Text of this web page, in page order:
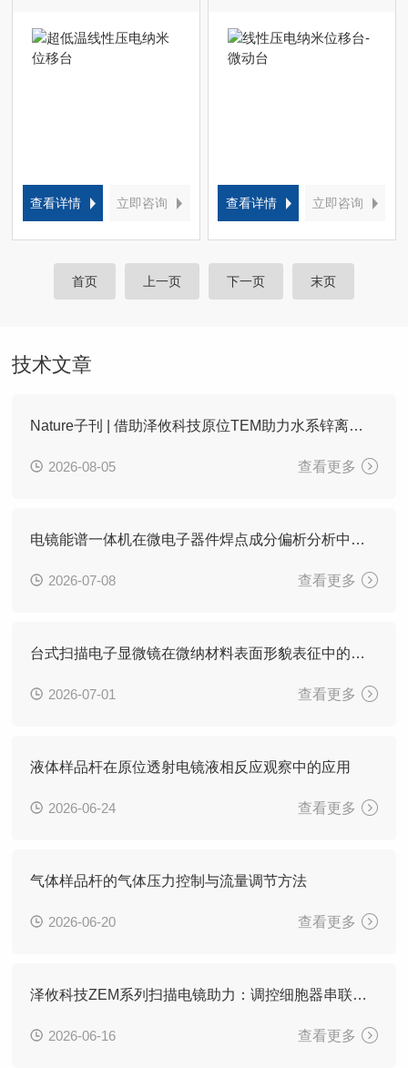
查看详情 立即咨询 查看详情 立即咨询
首页 上一页 下一页 末页
技术文章
Nature子刊 | 借助泽攸科技原位TEM助力水系锌离子电池高电压稳定机制研究
2026-08-05 查看更多
电镜能谱一体机在微电子器件焊点成分偏析分析中的应用
2026-07-08 查看更多
台式扫描电子显微镜在微纳材料表面形貌表征中的应用优势
2026-07-01 查看更多
液体样品杆在原位透射电镜液相反应观察中的应用
2026-06-24 查看更多
气体样品杆的气体压力控制与流量调节方法
2026-06-20 查看更多
泽攸科技ZEM系列扫描电镜助力：调控细胞器串联促进糖尿病植入物骨整合研究
2026-06-16 查看更多